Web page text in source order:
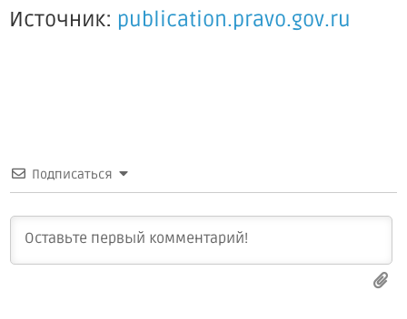
Источник: publication.pravo.gov.ru
Подписаться